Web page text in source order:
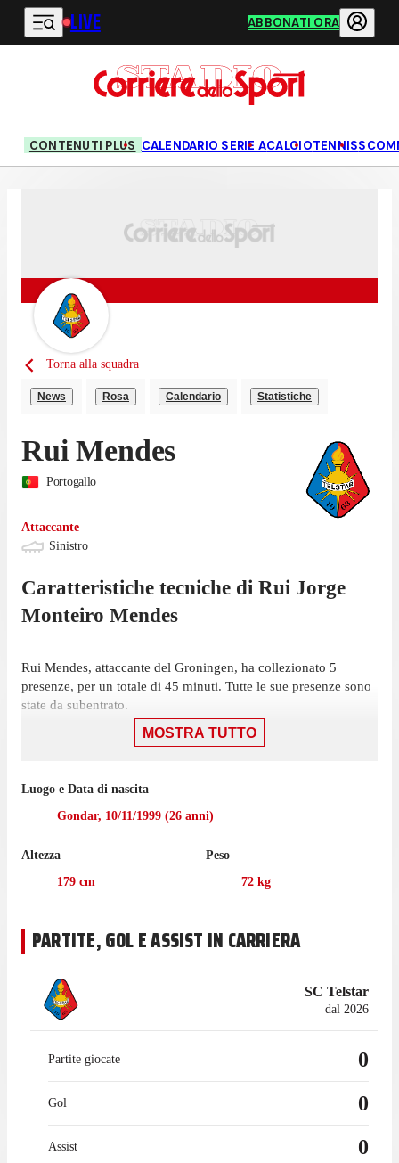
Vai al contenuto principale
LIVE ABBONATI ORA
CONTENUTI PLUS CALENDARIO SERIE ACALCIOTENNIS
Torna alla squadra
News Rosa Calendario Statistiche
Rui Mendes
Portogallo
Attaccante
Sinistro
Caratteristiche tecniche di Rui Jorge
Monteiro Mendes
Rui Mendes, attaccante del Groningen, ha collezionato 5
presenze, per un totale di 45 minuti. Tutte le sue presenze sono
state da subentrato.
Mendes ha giocato la sua ultima gara il 21 maggio, con il
collezionato 14 presenze, gare in cui ha realizzato 1 gol e
Prima di cominciare l'esperienza con il Groningen nel gennaio
MOSTRA TUTTO
Luogo e Data di nascita
Gondar, 10/11/1999 (26 anni)
Altezza
179 cm
Peso
72 kg
PARTITE, GOL E ASSIST IN CARRIERA
SC Telstar
dal 2026
Partite giocate 0
Gol 0
Assist 0